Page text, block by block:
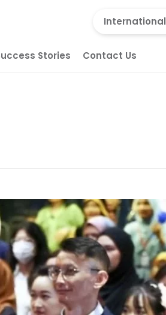
Stories Contact Us
International